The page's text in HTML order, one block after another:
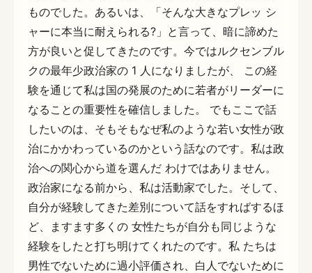
ものでした。あるいは、「そんな大きなプレッ シ
ャーに本当に耐えられる?」と言って、暗に諦めた
方が良いと促してきたのです。今ではルクセンブル
クの最年少政治家の 1 人になりましたが、 この経
験を通じて私は国の発展のために若者がリーダーに
なることの重要性を確信しました。 でもここで話
したいのは、そもそもなぜ私のような若い女性が政
治にかかわっているのかという話なのです。私は政
治への関心から道を選んだ わけではありません。
政治家になる前から、私は活動家でした。そして、
自分が経験してきた差別について話をすればするほ
ど、ますます多くの 女性たちが自分も同じような
経験をしたと打ち明けてくれたのです。私 たちは
男性でないために過小評価され、白人でないために